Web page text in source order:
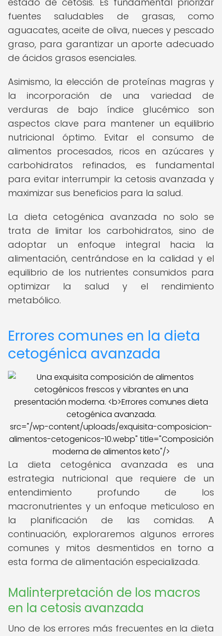
fuentes saludables de grasas, como
aguacates, aceite de oliva, nueces y pescado
graso, para garantizar un aporte adecuado
de ácidos grasos esenciales.
Asimismo, la elección de proteínas magras y
la incorporación de una variedad de
verduras de bajo índice glucémico son
aspectos clave para mantener un equilibrio
nutricional óptimo. Evitar el consumo de
alimentos procesados, ricos en azúcares y
carbohidratos refinados, es fundamental
para evitar interrumpir la cetosis avanzada y
maximizar sus beneficios para la salud.
La dieta cetogénica avanzada no solo se
trata de limitar los carbohidratos, sino de
adoptar un enfoque integral hacia la
alimentación, centrándose en la calidad y el
equilibrio de los nutrientes consumidos para
optimizar la salud y el rendimiento
metabólico.
Errores comunes en la dieta
cetogénica avanzada
src="/wp-content/uploads/exquisita-composicion-
alimentos-cetogenicos-10.webp" title="Composición
moderna de alimentos keto"/>
La dieta cetogénica avanzada es una
estrategia nutricional que requiere de un
entendimiento profundo de los
macronutrientes y un enfoque meticuloso en
la planificación de las comidas. A
continuación, exploraremos algunos errores
comunes y mitos desmentidos en torno a
esta forma de alimentación especializada.
Malinterpretación de los macros
en la cetosis avanzada
Uno de los errores más frecuentes en la dieta